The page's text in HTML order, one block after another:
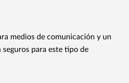
medios de comunicación y un
para este tipo de